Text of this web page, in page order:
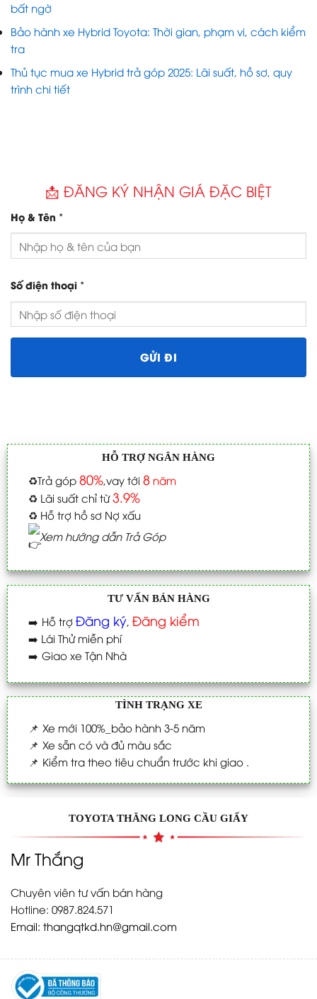
bất ngờ
Bảo hành xe Hybrid Toyota: Thời gian, phạm vi, cách kiểm
tra
Thủ tục mua xe Hybrid trả góp 2025: Lãi suất, hồ sơ, quy
trình chi tiết
📩 ĐĂNG KÝ NHẬN GIÁ ĐẶC BIỆT
Họ & Tên *
Số điện thoại *
HỖ TRỢ NGÂN HÀNG
♻️Trả góp 80%,vay tới 8năm
♻️ Lãi suất chỉ từ3.9%
♻️ Hỗ trợ hồ sơ Nợ xấu
Xem hướng dẫn Trả Góp
TƯ VẤN BÁN HÀNG
➡️ Hỗ trợ Đăng ký, Đăng kiểm
➡️ Lái Thử miễn phí
➡️ Giao xe Tận Nhà
TÌNH TRẠNG XE
📌 Xe mới 100%_bảo hành 3-5 năm
📌 Xe sẵn có và đủ màu sắc
📌 Kiểm tra theo tiêu chuẩn trước khi giao .
TOYOTA THĂNG LONG CẦU GIẤY
Mr Thắng
Chuyên viên tư vấn bán hàng
Hotline: 0987.824.571
Email: thangqtkd.hn@gmail.com